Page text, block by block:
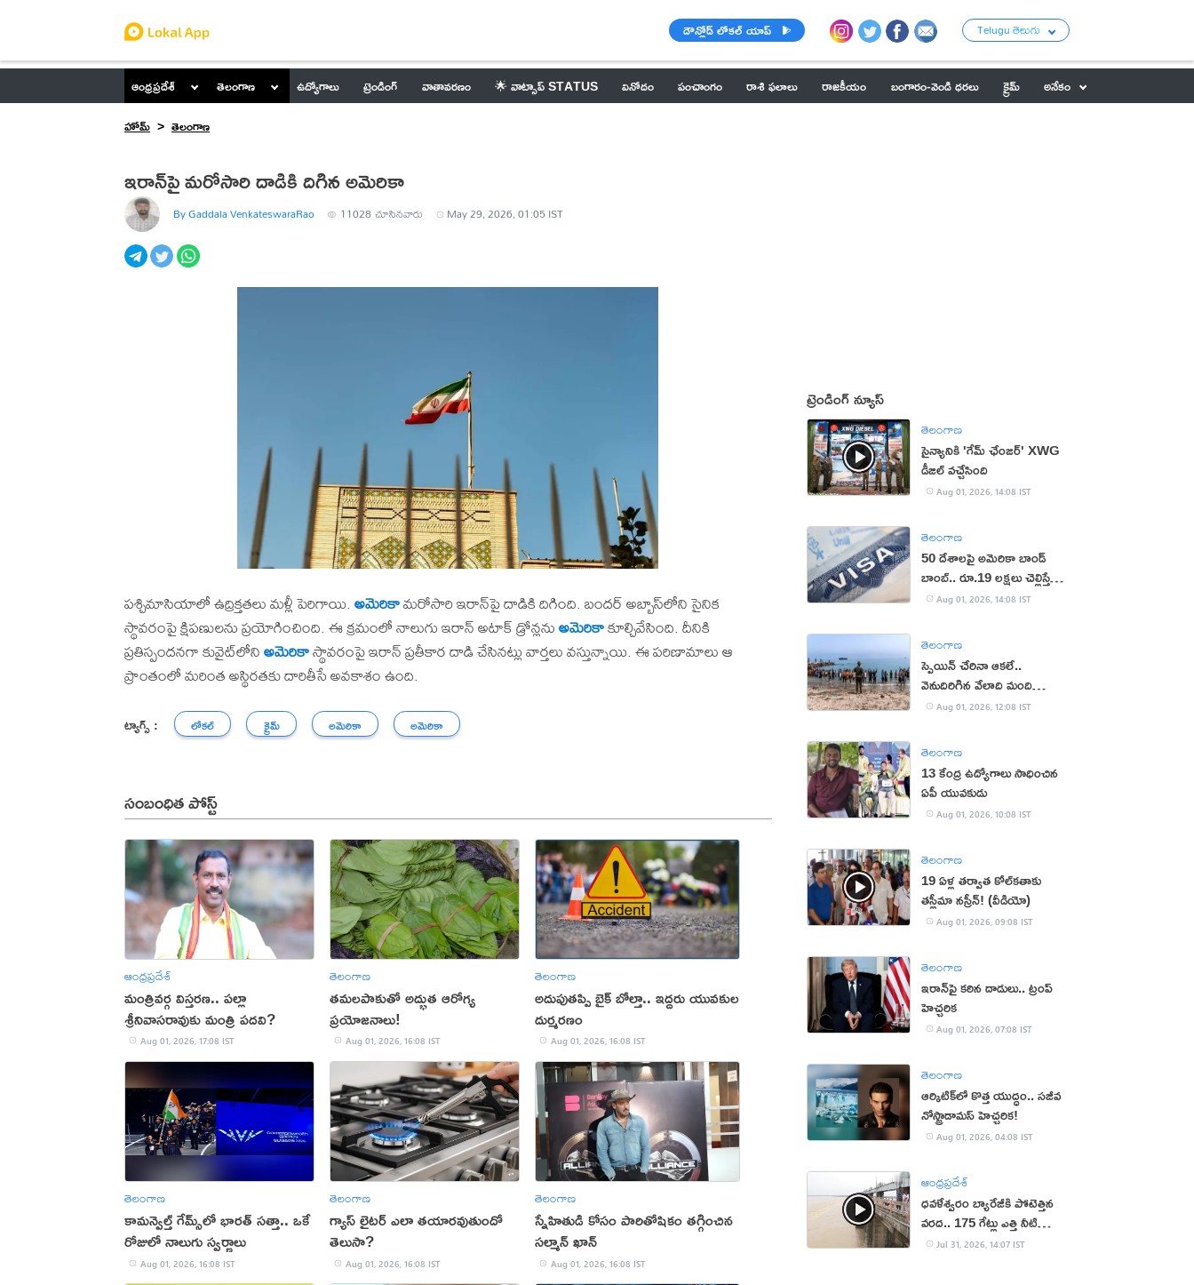
డౌన్లోడ్ లోకల్ యాప్ Telugu తెలుగు
ఆంధ్రప్రదేశ్ తెలంగాణ ఉద్యోగాలు ట్రెండింగ్ వాతావరణం 🌟 వాట్సాప్ STATUS వినోదం పంచాంగం రాశి ఫలాలు రాజకీయం బంగారం-వెండి ధరలు క్రైమ్
అనేకం
హోమ్
తెలంగాణ
ఇరాన్‌పై మరోసారి దాడికి దిగిన అమెరికా
By Gaddala VenkateswaraRao 11028 చూసినవారు May 29, 2026, 01:05 IST
పశ్చిమాసియాలో ఉద్రిక్తతలు మళ్లీ పెరిగాయి.అమెరికామరోసారి ఇరాన్‌పై దాడికి దిగింది. బందర్‌ అబ్బాస్‌లోని సైనిక
స్థావరంపై క్షిపణులను ప్రయోగించింది. ఈ క్రమంలో నాలుగు ఇరాన్ అటాక్ డ్రోన్లనుఅమెరికాకూల్చివేసింది. దీనికి
ప్రతిస్పందనగా కువైట్‌లోనిఅమెరికాస్థావరంపై ఇరాన్ ప్రతీకార దాడి చేసినట్లు వార్తలు వస్తున్నాయి. ఈ పరిణామాలు ఆ
ప్రాంతంలో మరింత అస్థిరతకు దారితీసే అవకాశం ఉంది.
ట్యాగ్స్ : లోకల్ క్రైమ్ అమెరికా అమెరికా
సంబంధిత పోస్ట్
ఆంధ్రప్రదేశ్
మంత్రివర్గ విస్తరణ.. పల్లా
శ్రీనివాసరావుకు మంత్రి పదవి?
Aug 01, 2026, 17:08 IST
తెలంగాణ
తమలపాకుతో అద్భుత ఆరోగ్య
ప్రయోజనాలు!
Aug 01, 2026, 16:08 IST
తెలంగాణ
అదుపుతప్పి బైక్ బోల్తా.. ఇద్దరు యువకుల
దుర్మరణం
Aug 01, 2026, 16:08 IST
తెలంగాణ
కామన్వెల్త్ గేమ్స్‌లో భారత్‌ సత్తా.. ఒకే
రోజులో నాలుగు స్వర్ణాలు
Aug 01, 2026, 16:08 IST
తెలంగాణ
గ్యాస్ లైటర్ ఎలా తయారవుతుందో
తెలుసా?
Aug 01, 2026, 16:08 IST
తెలంగాణ
స్నేహితుడి కోసం పారితోషికం తగ్గించిన
సల్మాన్ ఖాన్
Aug 01, 2026, 16:08 IST
ట్రెండింగ్ న్యూస్
తెలంగాణ
సైన్యానికి 'గేమ్ ఛేంజర్' XWG
డీజిల్ వచ్చేసింది
Aug 01, 2026, 14:08 IST
తెలంగాణ
50 దేశాలపై అమెరికా బాండ్
బాంబ్.. రూ.19 లక్షలు చెల్లిస్తేనే
వీసా!Aug 01, 2026, 14:08 IST
తెలంగాణ
స్పెయిన్ చేరినా ఆకలే..
వెనుదిరిగిన వేలాది మంది
వలసదారులు
Aug 01, 2026, 12:08 IST
తెలంగాణ
13 కేంద్ర ఉద్యోగాలు సాధించిన
ఏపీ యువకుడు
Aug 01, 2026, 10:08 IST
తెలంగాణ
19 ఏళ్ల తర్వాత కోల్‌కతాకు
తస్లీమా నస్రీన్! (వీడియో)
Aug 01, 2026, 09:08 IST
తెలంగాణ
ఇరాన్‌పై కఠిన దాడులు.. ట్రంప్
హెచ్చరిక
Aug 01, 2026, 07:08 IST
తెలంగాణ
ఆర్కిటిక్‌లో కొత్త యుద్ధం.. సజీవ
నోస్ట్రాడామస్ హెచ్చరిక!
Aug 01, 2026, 04:08 IST
ఆంధ్రప్రదేశ్
ధవళేశ్వరం బ్యారేజీకి పోటెత్తిన
వరద.. 175 గేట్లు ఎత్తి నీటి
విడుదల
Jul 31, 2026, 14:07 IST